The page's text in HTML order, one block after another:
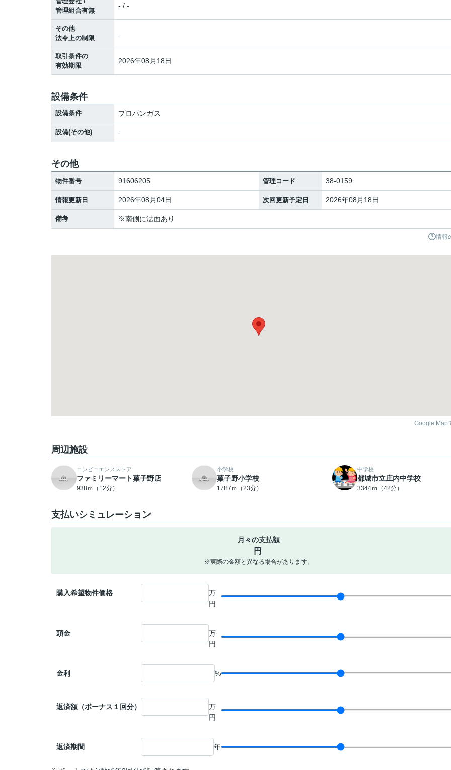
管理組合有無
- / -
その他
法令上の制限
-
取引条件の
有効期限
2026年08月18日
設備条件
設備条件 プロパンガス
設備(その他) -
その他
物件番号 91606205 管理コード 38-0159
情報更新日 2026年08月04日 次回更新予定日 2026年08月18日
備考 ※南側に法面あり
情報
Google Map
周辺施設
コンビニエンスストア
ファミリーマート菓子野店
938ｍ（12分）
小学校
菓子野小学校
1787ｍ（23分）
中学校
都城市立庄内中学校
3344ｍ（42分）
支払いシミュレーション
月々の支払額
円
※実際の金額と異なる場合があります。
購入希望物件価格
万
円
頭金
万
円
金利 %
返済額（ボーナス１回分）
万
円
返済期間 年